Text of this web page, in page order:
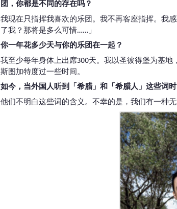
团，你都是不同的存在吗？
我现在只指挥我喜欢的乐团。我不再客座指挥。我
了我？那将是多么可惜……」
你一年花多少天与你的乐团在一起？
我至少每年身体上出席300天。我以圣彼得堡为基
斯图加特度过一些时间。
如今，当外国人听到「希腊」和「希腊人」这些词
他们不明白这些词的含义。不幸的是，我们有一种